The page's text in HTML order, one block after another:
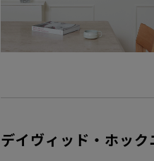
デイヴィッド・ホック